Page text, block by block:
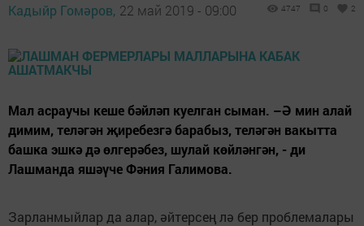
Кадыйр Гомәров, 22 май 2019 - 09:00 4747 0 2
Мал асраучы кеше бәйләп куелган сыман. –Ә мин алай
димим, теләгән җиребезгә барабыз, теләгән вакытта
башка эшкә дә өлгерәбез, шулай көйләнгән, - ди
Лашманда яшәүче Фәния Галимова.
Зарланмыйлар да алар, әйтерсең лә бер проблемалары